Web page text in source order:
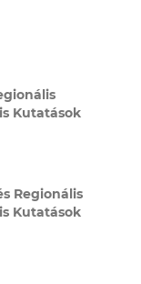
Kutatások
Regionális
Kutatások